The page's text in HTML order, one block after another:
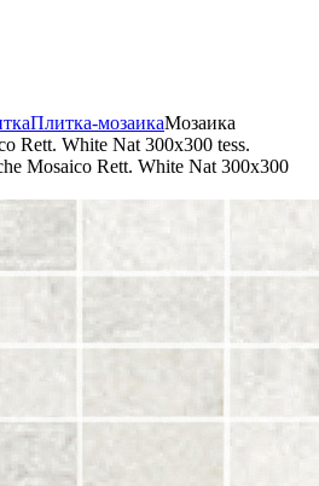
Плитка-мозаикаМозаика
Rett. White Nat 300x300 tess.
Mosaico Rett. White Nat 300x300